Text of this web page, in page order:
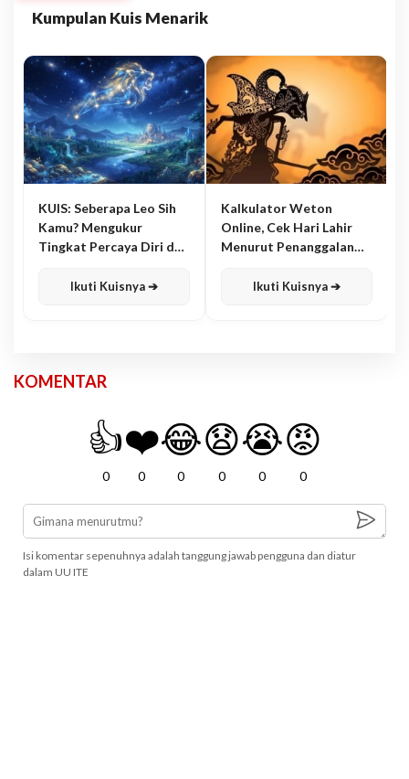
Kumpulan Kuis Menarik
KUIS: Seberapa Leo Sih
Kamu? Mengukur
Tingkat Percaya Diri dan
Ikuti Kuisnya ➔
Kalkulator Weton
Online, Cek Hari Lahir
Menurut Penanggalan
Ikuti Kuisnya ➔
KOMENTAR
👍
0
❤️
0
😂
0
😧
0
😭
0
😡
0
Isi komentar sepenuhnya adalah tanggung jawab pengguna dan diatur
dalam UU ITE